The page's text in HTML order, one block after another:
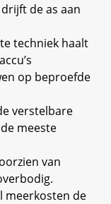
de as aan
techniek haalt
op beproefde
verstelbare
meeste
van
meerkosten de